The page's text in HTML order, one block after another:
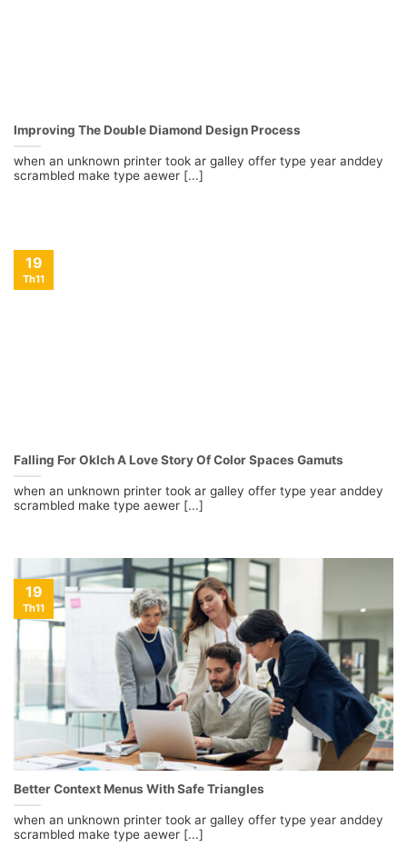
Improving The Double Diamond Design Process
when an unknown printer took ar galley offer type year anddey
scrambled make type aewer [...]
Falling For Oklch A Love Story Of Color Spaces Gamuts
when an unknown printer took ar galley offer type year anddey
scrambled make type aewer [...]
19
Th11
Better Context Menus With Safe Triangles
when an unknown printer took ar galley offer type year anddey
scrambled make type aewer [...]
19
Th11